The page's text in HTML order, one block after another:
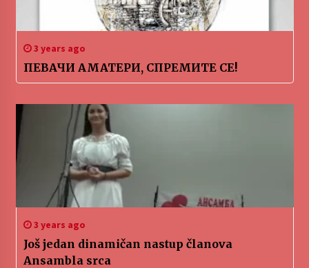
3 years ago
ПЕВАЧИ АМАТЕРИ, СПРЕМИТЕ СЕ!
3 years ago
Još jedan dinamičan nastup članova
Ansambla srca